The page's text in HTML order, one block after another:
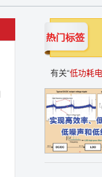
有关“低功耗